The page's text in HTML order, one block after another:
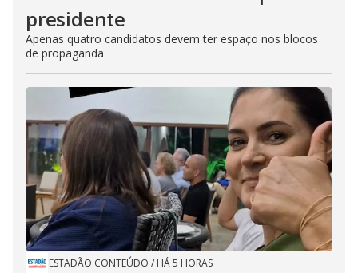
presidente
Apenas quatro candidatos devem ter espaço nos blocos
de propaganda
ESTADÃO CONTEÚDO / HÁ 5 HORAS